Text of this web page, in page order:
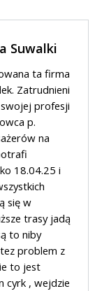
Suwalki
ta firma
Zatrudnieni
profesji
p.
na
18.04.25 i
się w
trasy jadą
to niby
problem z
to jest
cyrk , wejdzie